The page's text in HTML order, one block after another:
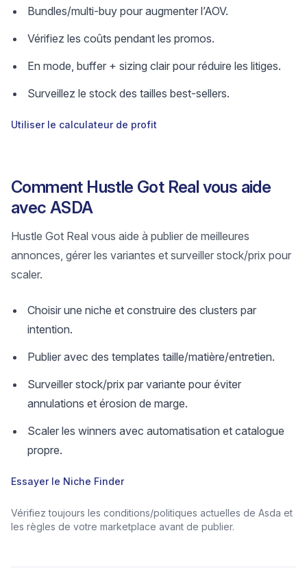
Bundles/multi-buy pour augmenter l’AOV.
Vérifiez les coûts pendant les promos.
En mode, buffer + sizing clair pour réduire les litiges.
Surveillez le stock des tailles best-sellers.
Utiliser le calculateur de profit
Comment Hustle Got Real vous aide
avec ASDA
Hustle Got Real vous aide à publier de meilleures
annonces, gérer les variantes et surveiller stock/prix pour
scaler.
Choisir une niche et construire des clusters par
intention.
Publier avec des templates taille/matière/entretien.
Surveiller stock/prix par variante pour éviter
annulations et érosion de marge.
Scaler les winners avec automatisation et catalogue
propre.
Essayer le Niche Finder
Vérifiez toujours les conditions/politiques actuelles de Asda et
les règles de votre marketplace avant de publier.